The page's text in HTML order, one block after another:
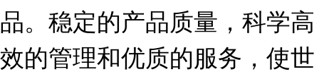
品。稳定的产品质量，科学高
效的管理和优质的服务，使世